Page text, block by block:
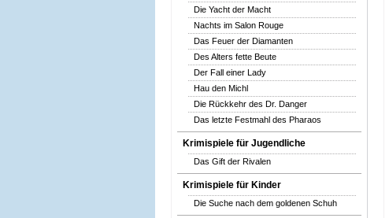
Die Yacht der Macht
Nachts im Salon Rouge
Das Feuer der Diamanten
Des Alters fette Beute
Der Fall einer Lady
Hau den Michl
Die Rückkehr des Dr. Danger
Das letzte Festmahl des Pharaos
Krimispiele für Jugendliche
Das Gift der Rivalen
Krimispiele für Kinder
Die Suche nach dem goldenen Schuh